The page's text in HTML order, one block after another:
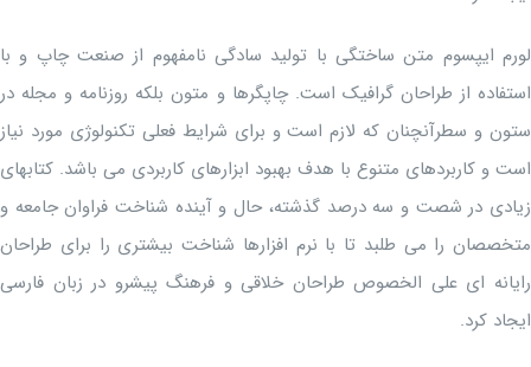
لورم ایپسوم متن ساختگی با تولید سادگی نامفهوم از صنعت چاپ و با
استفاده از طراحان گرافیک است. چاپگرها و متون بلکه روزنامه و مجله در
ستون و سطرآنچنان که لازم است و برای شرایط فعلی تکنولوژی مورد نیاز
است و کاربردهای متنوع با هدف بهبود ابزارهای کاربردی می باشد. کتابهای
زیادی در شصت و سه درصد گذشته، حال و آینده شناخت فراوان جامعه و
متخصصان را می طلبد تا با نرم افزارها شناخت بیشتری را برای طراحان
رایانه ای علی الخصوص طراحان خلاقی و فرهنگ پیشرو در زبان فارسی
ایجاد کرد.